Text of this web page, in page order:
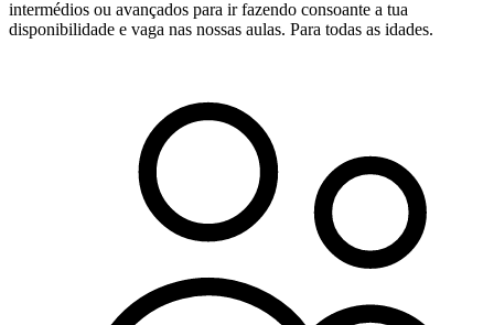
intermédios ou avançados para ir fazendo consoante a tua
disponibilidade e vaga nas nossas aulas. Para todas as idades.